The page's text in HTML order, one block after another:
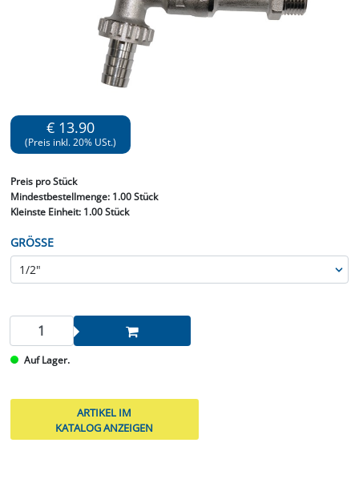
€ 13.90
(Preis inkl. 20% USt.)
Preis pro Stück
Mindestbestellmenge: 1.00 Stück
Kleinste Einheit:1.00 Stück
GRÖSSE
Auf Lager.
ARTIKEL IM
KATALOG ANZEIGEN